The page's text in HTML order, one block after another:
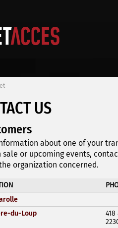
US
about one of your
sale or upcoming events,
organization concerned.
du-Loup
418